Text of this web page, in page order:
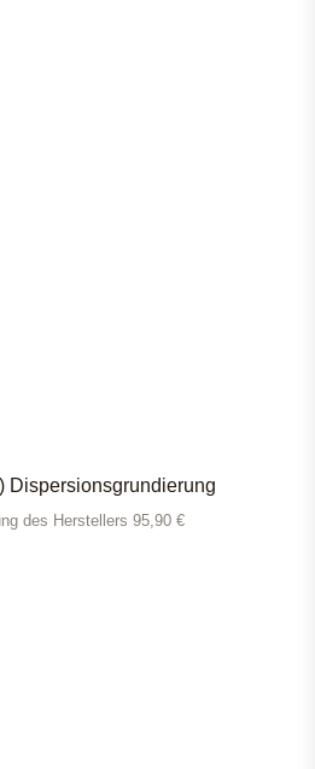
Dispersionsgrundierung
des Herstellers 95,90 €